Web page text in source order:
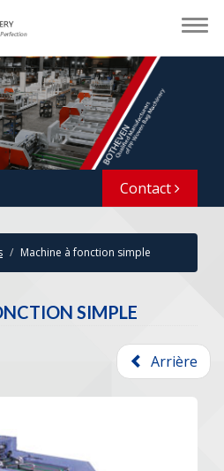
Contact
Machine à fonction simple
SIMPLE
Arrière